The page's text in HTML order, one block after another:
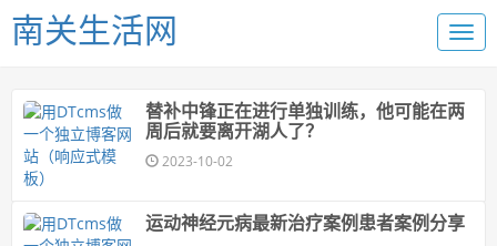
南关生活网
替补中锋正在进行单独训练，他可能在两
周后就要离开湖人了？
2023-10-02
运动神经元病最新治疗案例患者案例分享